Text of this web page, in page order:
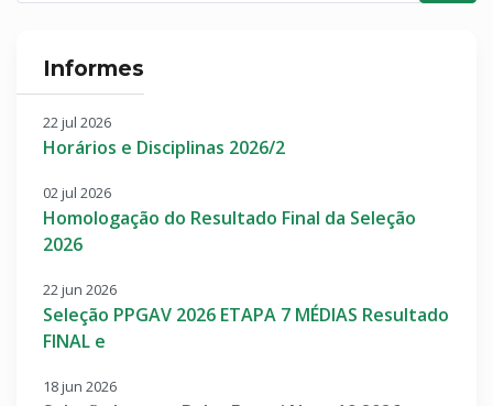
Informes
22 jul 2026
Horários e Disciplinas 2026/2
02 jul 2026
Homologação do Resultado Final da Seleção
2026
22 jun 2026
Seleção PPGAV 2026 ETAPA 7 MÉDIAS Resultado
FINAL e
18 jun 2026